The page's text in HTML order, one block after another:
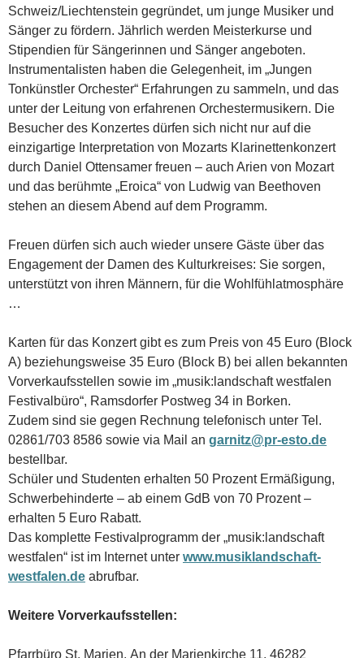
Schweiz/Liechtenstein gegründet, um junge Musiker und
Sänger zu fördern. Jährlich werden Meisterkurse und
Stipendien für Sängerinnen und Sänger angeboten.
Instrumentalisten haben die Gelegenheit, im „Jungen
Tonkünstler Orchester“ Erfahrungen zu sammeln, und das
unter der Leitung von erfahrenen Orchestermusikern. Die
Besucher des Konzertes dürfen sich nicht nur auf die
einzigartige Interpretation von Mozarts Klarinettenkonzert
durch Daniel Ottensamer freuen – auch Arien von Mozart
und das berühmte „Eroica“ von Ludwig van Beethoven
stehen an diesem Abend auf dem Programm.
Freuen dürfen sich auch wieder unsere Gäste über das
Engagement der Damen des Kulturkreises: Sie sorgen,
unterstützt von ihren Männern, für die Wohlfühlatmosphäre
…
Karten für das Konzert gibt es zum Preis von 45 Euro (Block
A) beziehungsweise 35 Euro (Block B) bei allen bekannten
Vorverkaufsstellen sowie im „musik:landschaft westfalen
Festivalbüro“, Ramsdorfer Postweg 34 in Borken.
Zudem sind sie gegen Rechnung telefonisch unter Tel.
02861/703 8586 sowie via Mail an garnitz@pr-esto.de
bestellbar.
Schüler und Studenten erhalten 50 Prozent Ermäßigung,
Schwerbehinderte – ab einem GdB von 70 Prozent –
erhalten 5 Euro Rabatt.
Das komplette Festivalprogramm der „musik:landschaft
westfalen“ ist im Internet unter www.musiklandschaft-
westfalen.de abrufbar.
Weitere Vorverkaufsstellen:
Pfarrbüro St. Marien, An der Marienkirche 11, 46282